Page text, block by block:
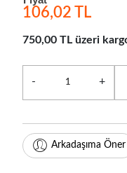
106,02 TL
750,00 TL üzeri
- +
Arkadaşıma Öner